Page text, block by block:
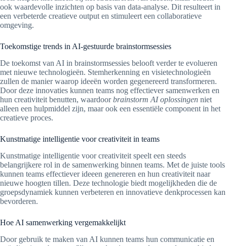
ook waardevolle inzichten op basis van data-analyse. Dit resulteert in
een verbeterde creatieve output en stimuleert een collaboratieve
omgeving.
Toekomstige trends in AI-gestuurde brainstormsessies
De toekomst van AI in brainstormsessies belooft verder te evolueren
met nieuwe technologieën. Stemherkenning en visietechnologieën
zullen de manier waarop ideeën worden gegenereerd transformeren.
Door deze innovaties kunnen teams nog effectiever samenwerken en
hun creativiteit benutten, waardoorbrainstorm AI oplossingen niet
alleen een hulpmiddel zijn, maar ook een essentiële component in het
creatieve proces.
Kunstmatige intelligentie voor creativiteit in teams
Kunstmatige intelligentie voor creativiteit speelt een steeds
belangrijkere rol in de samenwerking binnen teams. Met de juiste tools
kunnen teams effectiever ideeen genereren en hun creativiteit naar
nieuwe hoogten tillen. Deze technologie biedt mogelijkheden die de
groepsdynamiek kunnen verbeteren en innovatieve denkprocessen kan
bevorderen.
Hoe AI samenwerking vergemakkelijkt
Door gebruik te maken van AI kunnen teams hun communicatie en